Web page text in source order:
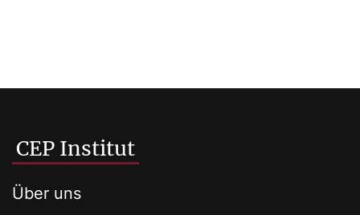
CEP Institut
Über uns